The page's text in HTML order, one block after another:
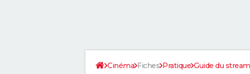
Cinéma Fiches Pratique Guide du